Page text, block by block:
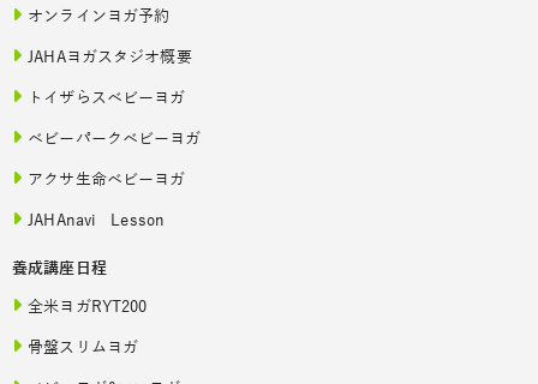
オンラインヨガ予約
JAHAヨガスタジオ概要
トイザらスベビーヨガ
ベビーパークベビーヨガ
アクサ生命ベビーヨガ
JAHAnavi Lesson
養成講座日程
全米ヨガRYT200
骨盤スリムヨガ